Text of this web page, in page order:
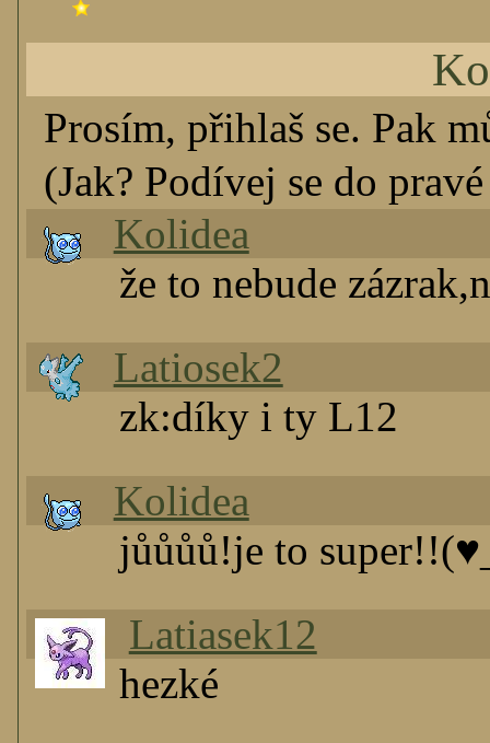
Prosím, přihlaš se. Pak
(Jak? Podívej se do
Kolidea
že to nebude
Latiosek2
zk:díky i ty L12
Kolidea
jůůůů!je to
Latiasek12
hezké